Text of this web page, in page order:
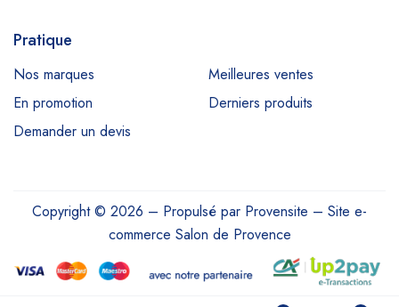
Pratique
Nos marques
Meilleures ventes
En promotion
Derniers produits
Demander un devis
Copyright © 2026 – Propulsé par Provensite – Site e-
commerce Salon de Provence